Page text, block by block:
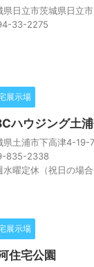
県日立市茨城県日立
33-2275
展示場
ハウジング土
県土浦市下高津4-19-7
835-2338
水曜定休（祝日の場合
展示場
住宅公園